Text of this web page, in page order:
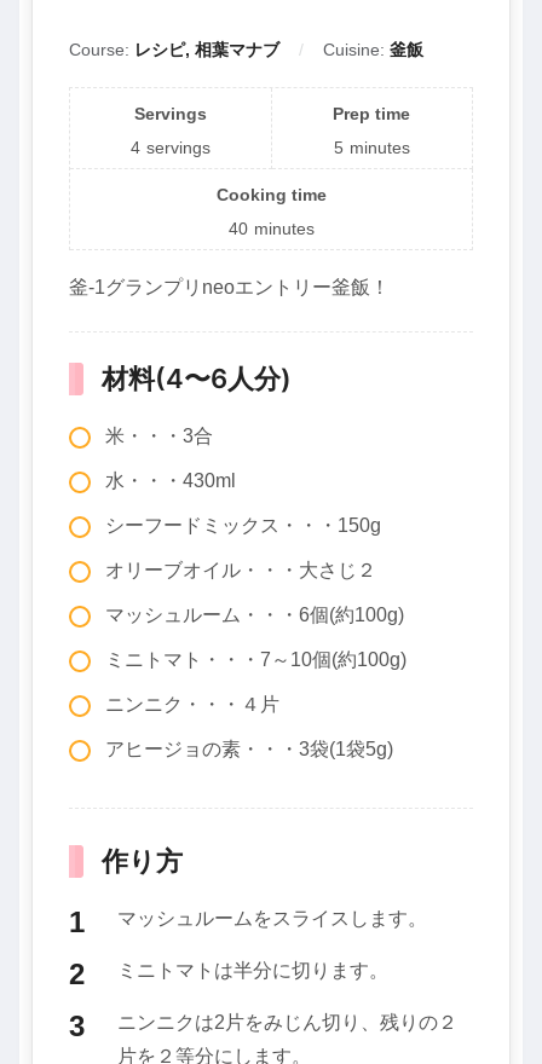
Course: レシピ, 相葉マナブ Cuisine: 釜飯
Servings
4 servings
Prep time
5 minutes
Cooking time
40 minutes
釜-1グランプリneoエントリー釜飯！
材料(4〜6人分)
米・・・3合
水・・・430ml
シーフードミックス・・・150g
オリーブオイル・・・大さじ２
マッシュルーム・・・6個(約100g)
ミニトマト・・・7～10個(約100g)
ニンニク・・・４片
アヒージョの素・・・3袋(1袋5g)
作り方
マッシュルームをスライスします。
ミニトマトは半分に切ります。
ニンニクは2片をみじん切り、残りの２
片を２等分にします。